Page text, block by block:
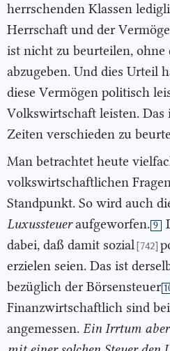
herrschenden Klassen
Herrschaft und der
ist nicht zu beurteilen,
abzugeben. Und dies Urteil
diese Vermögen politisch
Volkswirtschaft leisten. Das
Zeiten verschieden zu
Man betrachtet heute
volkswirtschaftlichen
Standpunkt. So wird auch
Luxussteueraufgeworfen. 9
dabei, daß damit sozial[742]
erzielen seien. Das ist
bezüglich der Börsensteuer
Finanzwirtschaftlich sind
angemessen. Ein Irrtum